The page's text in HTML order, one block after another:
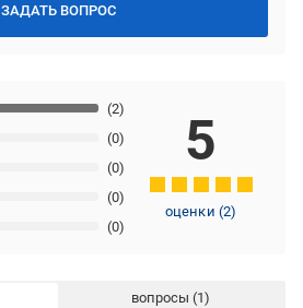
ЗАДАТЬ ВОПРОС
(0)
(0)
(0)
(0)
(2)
5
оценки(2)
вопросы